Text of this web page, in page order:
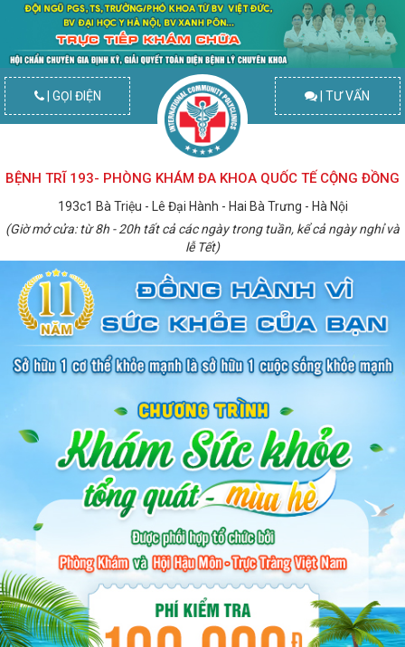
| GỌI ĐIỆN | TƯ VẤN
BỆNH TRĨ 193- PHÒNG KHÁM ĐA KHOA QUỐC TẾ CỘNG ĐỒNG
193c1 Bà Triệu - Lê Đại Hành - Hai Bà Trưng - Hà Nội
(Giờ mở cửa: từ 8h - 20h tất cả các ngày trong tuần, kể cả ngày nghỉ và
lễ Tết)